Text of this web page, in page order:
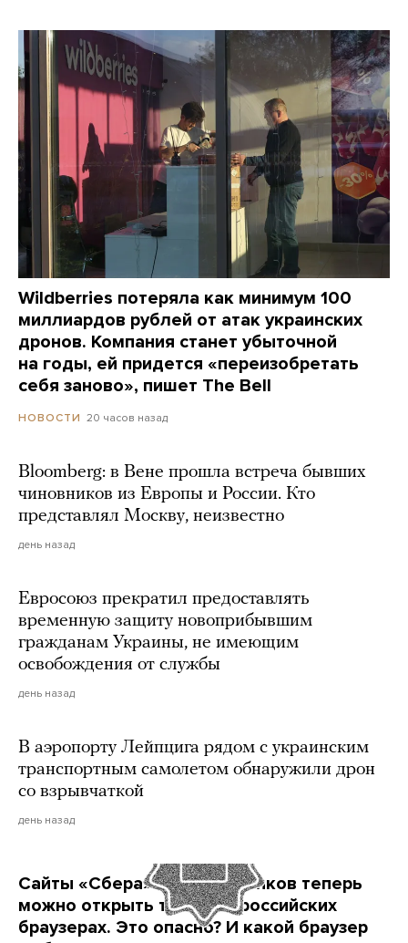
Wildberries потеряла как минимум 100
миллиардов рублей от атак украинских
дронов. Компания станет убыточной
на годы, ей придется «переизобретать
себя заново», пишет The Bell
НОВОСТИ 20 часов назад
Bloomberg: в Вене прошла встреча бывших
чиновников из Европы и России. Кто
представлял Москву, неизвестно
день назад
Евросоюз прекратил предоставлять
временную защиту новоприбывшим
гражданам Украины, не имеющим
освобождения от службы
день назад
В аэропорту Лейпцига рядом с украинским
транспортным самолетом обнаружили дрон
со взрывчаткой
день назад
Сайты «Сбера» и других банков теперь
можно открыть только в российских
браузерах. Это опасно? И какой браузер